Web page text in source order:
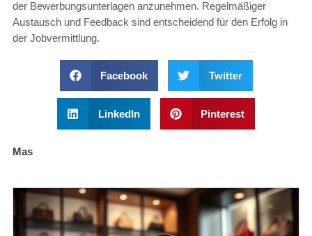
der Bewerbungsunterlagen anzunehmen. Regelmäßiger
Austausch und Feedback sind entscheidend für den Erfolg in
der Jobvermittlung.
Facebook Twitter
LinkedIn Pinterest
Mas